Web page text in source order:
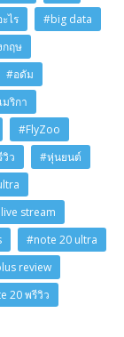
ไร
#big data
กฤษ
#อดัม
มริกา
#FlyZoo
ว
#หุ่นยนต์
stream
#note 20 ultra
review
20 พรีวิว